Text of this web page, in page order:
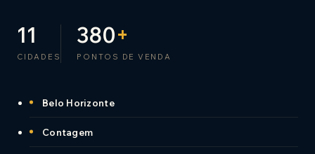
11
CIDADES
380+
PONTOS DE VENDA
Belo Horizonte
Contagem